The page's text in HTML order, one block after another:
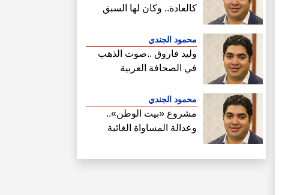
كالعادة.. وكان لها السبق
أراضي الساحل الشمالي
محمود الجندي
وليد فاروق ..صوت الذهب
في الصحافة العربية
محمود الجندي
مشروع «بيت الوطن»..
وعدالة المساواة الغائبة